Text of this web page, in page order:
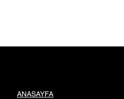
ANASAYFA